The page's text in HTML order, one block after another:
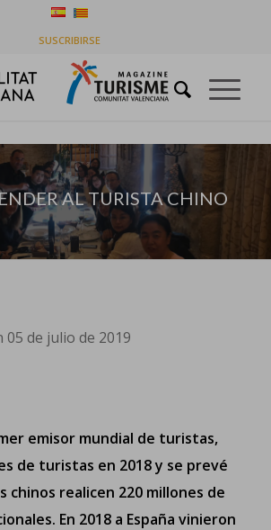
SUSCRIBIRSE
TURISTA CHINO
AL TURISTA CHINO
05 de julio de 2019
emisor mundial de turistas,
de turistas en 2018 y se prevé
chinos realicen 220 millones de
En 2018 a España vinieron